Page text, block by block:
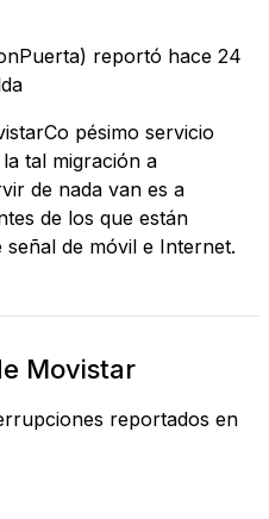
reportó hace 24
pésimo servicio
tal migración a
de nada van es a
de los que están
señal de móvil e Internet.
Movistar
reportados en